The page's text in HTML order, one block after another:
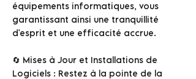
équipements informatiques, vous
garantissant ainsi une tranquillité
d'esprit et une efficacité accrue.
🔄 Mises à Jour et Installations de
Logiciels : Restez à la pointe de la